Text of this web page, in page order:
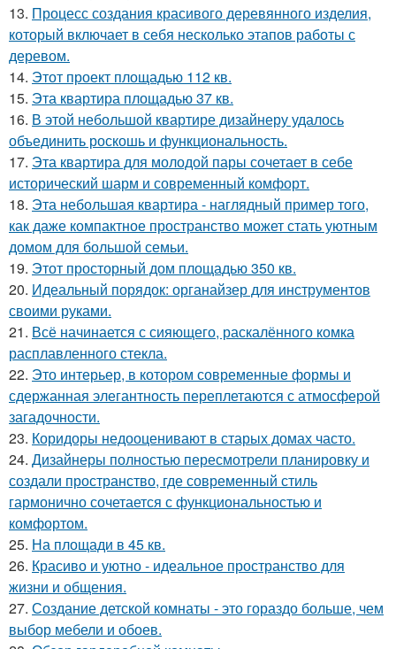
13. Процесс создания красивого деревянного изделия,
который включает в себя несколько этапов работы с
деревом.
14. Этот проект площадью 112 кв.
15. Эта квартира площадью 37 кв.
16. В этой небольшой квартире дизайнеру удалось
объединить роскошь и функциональность.
17. Эта квартира для молодой пары сочетает в себе
исторический шарм и современный комфорт.
18. Эта небольшая квартира - наглядный пример того,
как даже компактное пространство может стать уютным
домом для большой семьи.
19. Этот просторный дом площадью 350 кв.
20. Идеальный порядок: органайзер для инструментов
своими руками.
21. Всё начинается с сияющего, раскалённого комка
расплавленного стекла.
22. Это интерьер, в котором современные формы и
сдержанная элегантность переплетаются с атмосферой
загадочности.
23. Коридоры недооценивают в старых домах часто.
24. Дизайнеры полностью пересмотрели планировку и
создали пространство, где современный стиль
гармонично сочетается с функциональностью и
комфортом.
25. На площади в 45 кв.
26. Красиво и уютно - идеальное пространство для
жизни и общения.
27. Создание детской комнаты - это гораздо больше, чем
выбор мебели и обоев.